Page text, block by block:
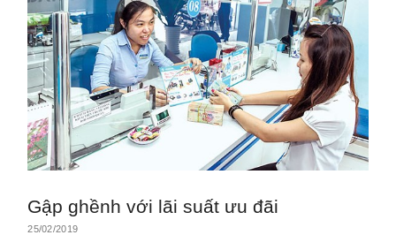
Gập ghềnh với lãi suất ưu đãi
25/02/2019